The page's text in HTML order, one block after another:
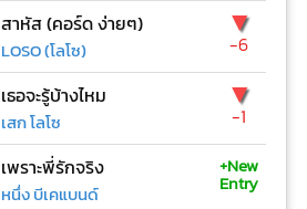
สาหัส (คอร์ด ง่ายๆ)
LOSO (โลโซ)
▼
-6
เธอจะรู้บ้างไหม
เสก โลโซ
▼
-1
เพราะพี่รักจริง
หนึ่ง บีเคแบนด์
+New
Entry